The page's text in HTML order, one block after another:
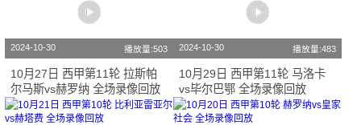
2024-10-30 播放量:503
10月27日 西甲第11轮 拉斯帕
尔马斯vs赫罗纳 全场录像回放
2024-10-30 播放量:483
10月29日 西甲第11轮 马洛卡
vs毕尔巴鄂 全场录像回放